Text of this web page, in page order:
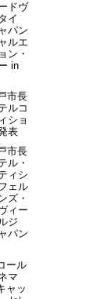
ドヴ
イ
パン
ルエ
ン・
in
市長
ルコ
ショ
表
市長
ル・
ィシ
ェル
ズ・
ィー
ジ
パン
ール
マ
ャッ